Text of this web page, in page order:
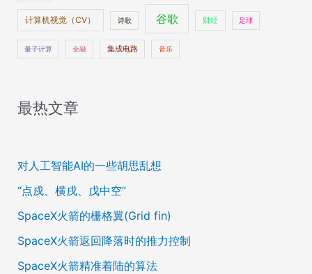
计算机视觉（CV） 诗歌 谷歌 财经 足球
量子计算 金融 集成电路 音乐
最热文章
对人工智能AI的一些胡思乱想
“点戍、横戌、戊中空”
SpaceX火箭的栅格翼(Grid fin)
SpaceX火箭返回降落时的推力控制
SpaceX火箭精准着陆的算法